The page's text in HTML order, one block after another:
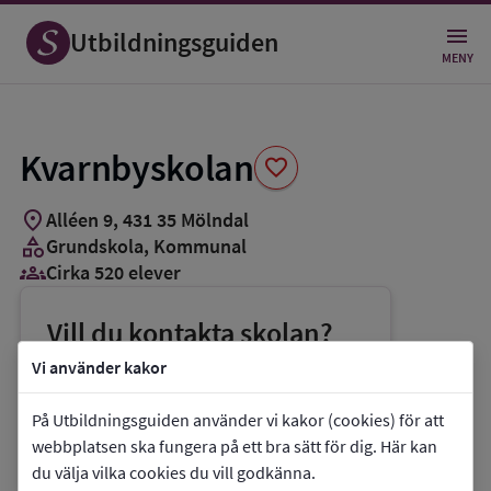
Vi använder kakor
På Utbildningsguiden använder vi kakor (cookies) för att
webbplatsen ska fungera på ett bra sätt för dig. Här kan
du välja vilka cookies du vill godkänna.
Utbildningsguiden MENY
Kvarnbyskolan favorite
Spara
som
favorit
location_onAlléen 9, 431 35 Mölndal
categoryGrundskola, Kommunal
groups_3Cirka 520 elever
Vill du kontakta skolan?
phoneTelefon:031-3153241
E-post: marie.nystrom@molndal.se
link Webbplats:Kvarnbyskolan